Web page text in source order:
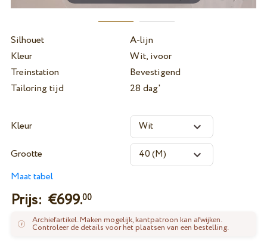
Silhouet
A-lijn
Kleur
Wit, ivoor
Treinstation
Bevestigend
Tailoring tijd
28 dag'
Kleur
Grootte
Maat tabel
Prijs: €699.00
Archiefartikel. Maken mogelijk, kantpatroon kan afwijken.
Controleer de details voor het plaatsen van een bestelling.